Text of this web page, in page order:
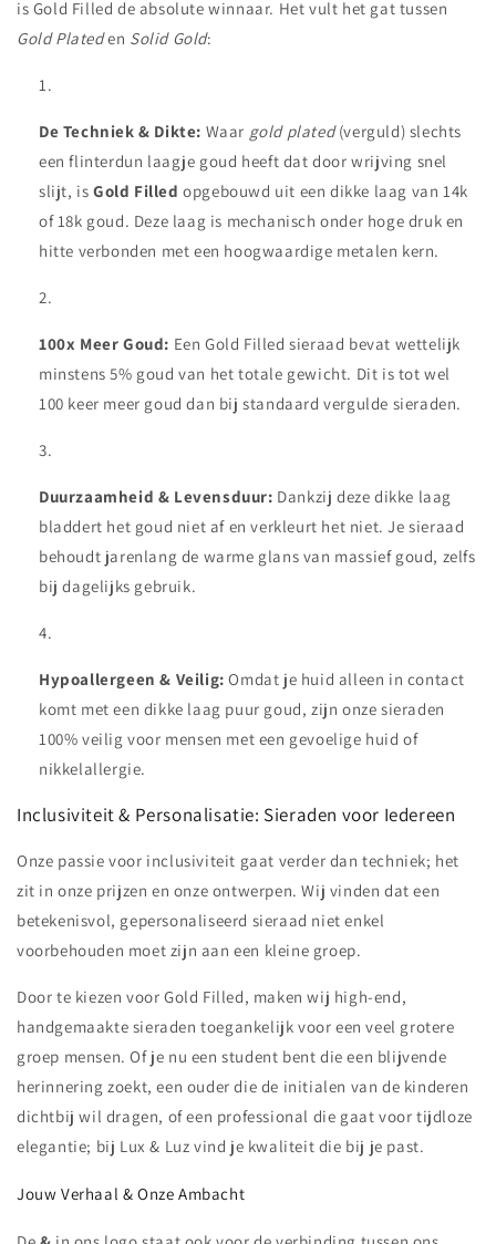
is Gold Filled de absolute winnaar. Het vult het gat tussen
Gold Plateden Solid Gold:
De Techniek & Dikte: Waar gold plated(verguld) slechts
een flinterdun laagje goud heeft dat door wrijving snel
slijt, is Gold Filled opgebouwd uit een dikke laag van 14k
of 18k goud. Deze laag is mechanisch onder hoge druk en
hitte verbonden met een hoogwaardige metalen kern.
100x Meer Goud: Een Gold Filled sieraad bevat wettelijk
minstens 5% goud van het totale gewicht. Dit is tot wel
100 keer meer goud dan bij standaard vergulde sieraden.
Duurzaamheid & Levensduur: Dankzij deze dikke laag
bladdert het goud niet af en verkleurt het niet. Je sieraad
behoudt jarenlang de warme glans van massief goud, zelfs
bij dagelijks gebruik.
Hypoallergeen & Veilig: Omdat je huid alleen in contact
komt met een dikke laag puur goud, zijn onze sieraden
100% veilig voor mensen met een gevoelige huid of
nikkelallergie.
Inclusiviteit & Personalisatie: Sieraden voor Iedereen
Onze passie voor inclusiviteit gaat verder dan techniek; het
zit in onze prijzen en onze ontwerpen. Wij vinden dat een
betekenisvol, gepersonaliseerd sieraad niet enkel
voorbehouden moet zijn aan een kleine groep.
Door te kiezen voor Gold Filled, maken wij high-end,
handgemaakte sieraden toegankelijk voor een veel grotere
groep mensen. Of je nu een student bent die een blijvende
herinnering zoekt, een ouder die de initialen van de kinderen
dichtbij wil dragen, of een professional die gaat voor tijdloze
elegantie; bij Lux & Luz vind je kwaliteit die bij je past.
Jouw Verhaal & Onze Ambacht